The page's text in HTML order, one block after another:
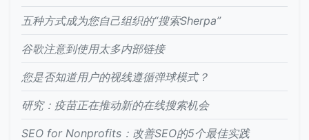
五种方式成为您自己组织的“搜索Sherpa”
谷歌注意到使用太多内部链接
您是否知道用户的视线遵循弹球模式？
研究：疫苗正在推动新的在线搜索机会
SEO for Nonprofits：改善SEO的5个最佳实践